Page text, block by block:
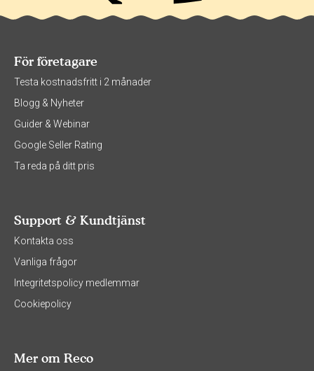
För företagare
Testa kostnadsfritt i 2 månader
Blogg & Nyheter
Guider & Webinar
Google Seller Rating
Ta reda på ditt pris
Support & Kundtjänst
Kontakta oss
Vanliga frågor
Integritetspolicy medlemmar
Cookiepolicy
Mer om Reco